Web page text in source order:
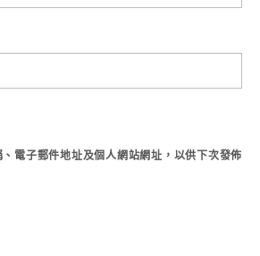
電子郵件地址及個人網站網址，以供下次發佈